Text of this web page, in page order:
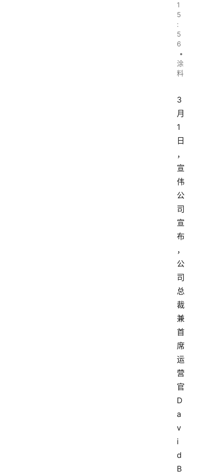
1
5
:
5
6
•
涂
料
3
月
1
日
，
宣
伟
公
司
宣
布
，
公
司
总
裁
兼
首
席
运
营
官
D
a
v
i
d
B